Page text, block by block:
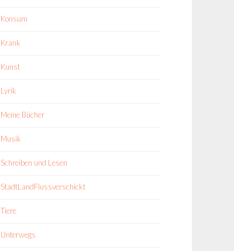
Konsum
Krank
Kunst
Lyrik
Meine Bücher
Musik
Schreiben und Lesen
StadtLandFlussverschickt
Tiere
Unterwegs